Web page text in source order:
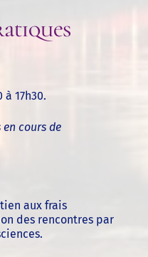
17h30.
cours de
aux frais
des rencontres par